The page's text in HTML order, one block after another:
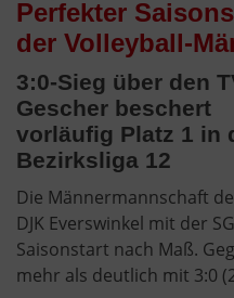
Perfekter
der Volleyball-
3:0-Sieg über den
Gescher beschert
vorläufig Platz 1 in
Bezirksliga 12
Die Männermannschaft
DJK Everswinkel mit der
Saisonstart nach Maß.
mehr als deutlich mit 3:0